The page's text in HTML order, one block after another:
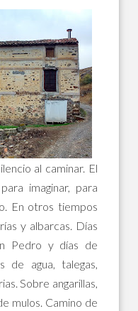
al caminar. El
imaginar, para
En otros tiempos
y albarcas. Días
Pedro y días de
de agua, talegas,
Sobre angarillas,
mulos. Camino de